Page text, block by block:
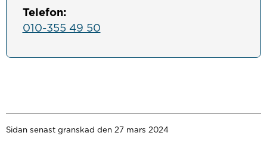
Telefon:
010-355 49 50
Sidan senast granskad den 27 mars 2024